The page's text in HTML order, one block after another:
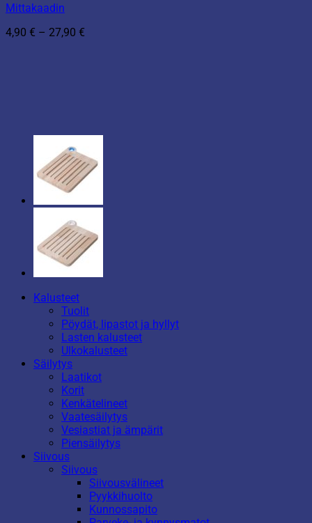
Mittakaadin
4,90 € – 27,90 €
Kalusteet
Tuolit
Pöydät, lipastot ja hyllyt
Lasten kalusteet
Ulkokalusteet
Säilytys
Laatikot
Korit
Kenkätelineet
Vaatesäilytys
Vesiastiat ja ämpärit
Piensäilytys
Siivous
Siivous
Siivousvälineet
Pyykkihuolto
Kunnossapito